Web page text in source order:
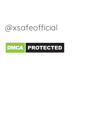
@xsafeofficial